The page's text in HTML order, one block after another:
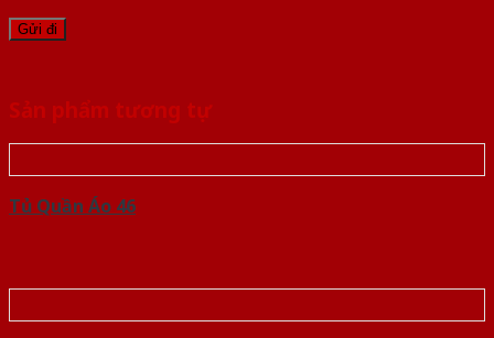
Sản phẩm tương tự
Tủ Quần Áo 46